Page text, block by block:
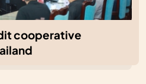
cooperative